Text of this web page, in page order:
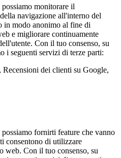
monitorare il
navigazione all'interno del
in modo anonimo al fine di
e migliorare continuamente
Con il tuo consenso, su
i seguenti servizi di terze parti:
dei clienti su Google,
fornirti feature che vanno
consentono di utilizzare
web. Con il tuo consenso, su